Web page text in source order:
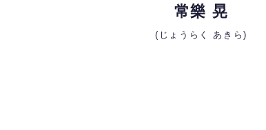
常樂 晃
(じょうらく あきら)